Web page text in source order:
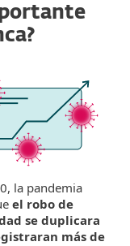
la pandemia
el robo de
se duplicara
más de